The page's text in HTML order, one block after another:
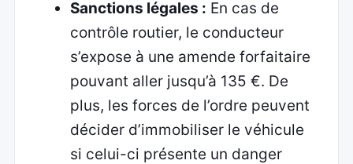
Sanctions légales : En cas de
contrôle routier, le conducteur
s’expose à une amende forfaitaire
pouvant aller jusqu’à 135 €. De
plus, les forces de l’ordre peuvent
décider d’immobiliser le véhicule
si celui-ci présente un danger